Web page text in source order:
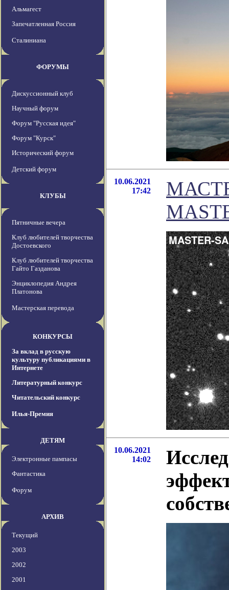
Альмагест
Запечатленная Россия
Сталиниана
ФОРУМЫ
Дискуссионный клуб
Научный форум
Форум "Русская идея"
Форум "Курск"
Исторический форум
Детский форум
КЛУБЫ
Пятничные вечера
Клуб любителей творчества
Достоевского
Клуб любителей творчества
Гайто Газданова
Энциклопедия Андрея
Платонова
Мастерская перевода
КОНКУРСЫ
За вклад в русскую
культуру публикациями в
Интернете
Литературный конкурс
Читательский конкурс
Илья-Премия
ДЕТЯМ
Электронные пампасы
Фантастика
Форум
АРХИВ
Текущий
2003
2002
2001
10.06.2021
17:42
10.06.2021
14:02